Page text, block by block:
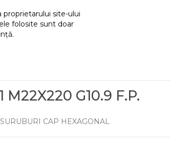
proprietarului site-ului
folosite sunt doar
M22X220 G10.9 F.P.
SURUBURI CAP HEXAGONAL